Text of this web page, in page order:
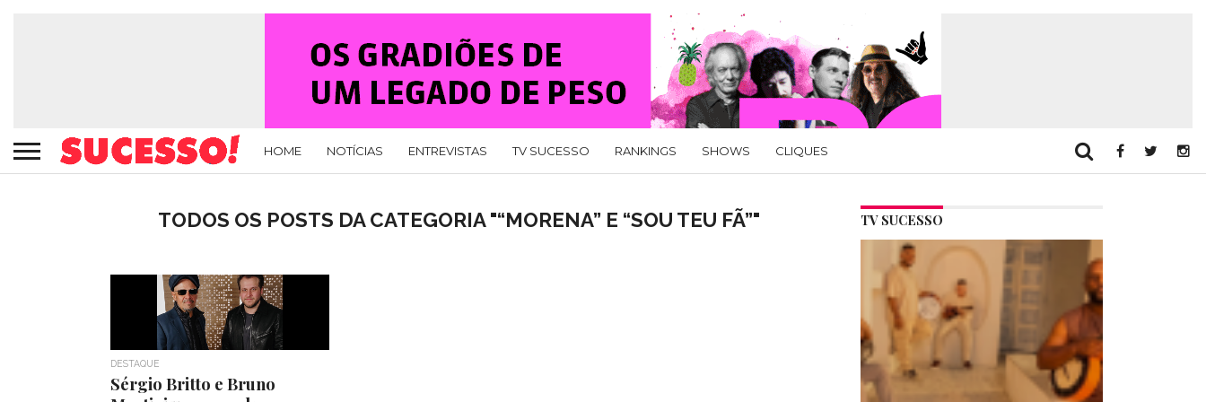
HOME NOTÍCIAS ENTREVISTAS TV SUCESSO RANKINGS SHOWS CLIQUES
TODOS OS POSTS DA CATEGORIA "“MORENA” E “SOU TEU FÃ”"
DESTAQUE
Sérgio Britto e Bruno
TV SUCESSO